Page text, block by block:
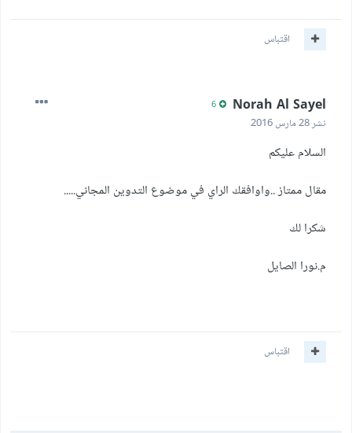
اقتباس
Norah Al Sayel
نشر28 مارس 2016
السلام عليكم
مقال ممتاز ..واوافقك الراي في موضوع التدوين المجاني.....
شكرا لك
م.نورا الصايل
اقتباس